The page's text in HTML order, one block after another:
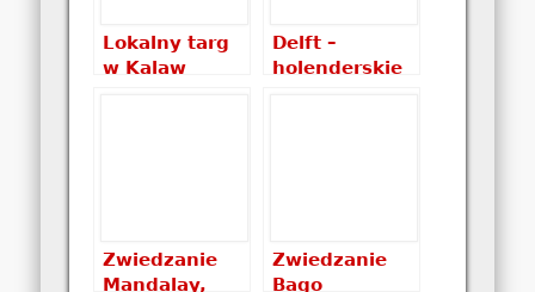
Lokalny targ
w Kalaw
Delft –
holenderskie
Zwiedzanie
Mandalay,
Zwiedzanie
Bago